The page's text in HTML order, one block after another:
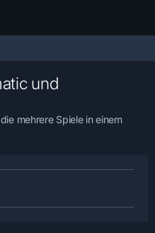
und
mehrere Spiele in einem